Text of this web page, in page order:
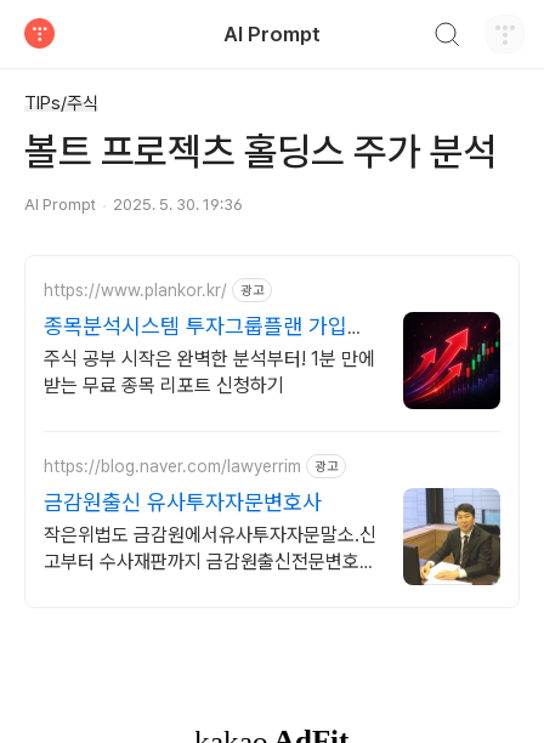
AI Prompt
TIPs/주식
볼트 프로젝츠 홀딩스 주가 분석
AI Prompt 2025. 5. 30. 19:36
https://www.plankor.kr/ 광고
종목분석시스템 투자그룹플랜 가입즉
시 무료리포트 100%
주식 공부 시작은 완벽한 분석부터! 1분 만에
받는 무료 종목 리포트 신청하기
https://blog.naver.com/lawyerrim 광고
금감원출신 유사투자자문변호사
작은위법도 금감원에서유사투자자문말소.신
고부터 수사재판까지 금감원출신전문변호사